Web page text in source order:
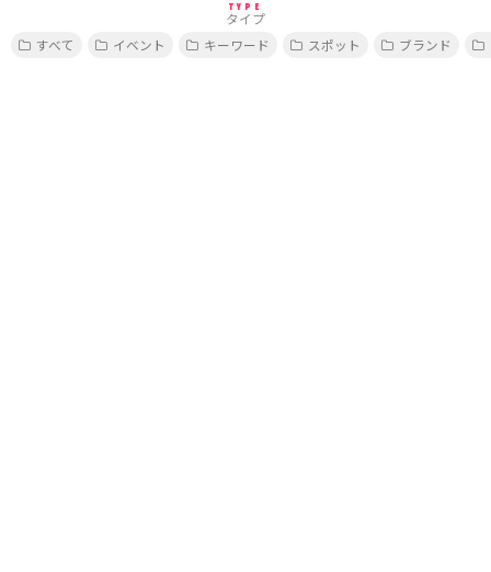
TYPE
タイプ
すべて
イベント キーワード スポット ブランド